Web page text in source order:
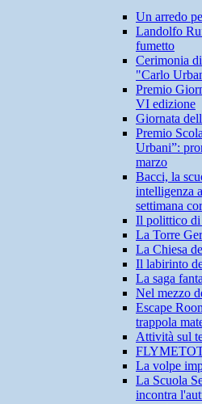
Un arredo
Landolfo
fumetto
Cerimonia
"Carlo
Premio
VI edizione
Giornata
Premio
Urbani”:
marzo
Bacci, la
intelligenza
settimana
Il polittico
La Torre
La Chiesa
Il labirinto
La saga
Nel mezzo
Escape
trappola
Attività sul
La volpe
La Scuola
incontra